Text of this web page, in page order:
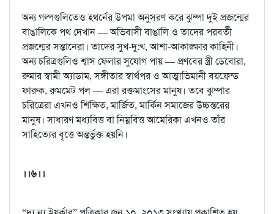
অন্য গল্পগুলিতেও হথর্নের উপমা অনুসরণ করে ঝুম্পা দুই প্রজন্মের
বাঙালিকে পথ দেখান — অভিবাসী বাঙালি ও তাদের পরবর্তী
প্রজন্মের সন্তানেরা। তাদের সুখ-দু:খ, আশা-আকাঙ্ক্ষার কাহিনী।
অন্য চরিত্রগুলিও শ্বাস ফেলার সুযোগ পায় — প্রণবের স্ত্রী ডেবোরা,
রুমার স্বামী অ্যাডাম, সঙ্গীতার স্বার্থপর ও আত্মাভিমানী বয়ফ্রেন্ড
ফারুক, রুমমেট পল — এরা রক্তমাংসের মানুষ। তবে ঝুম্পার
চরিত্রেরা এখনও শিক্ষিত, মার্জিত, মার্কিন সমাজের উচ্চস্তরের
মানুষ। সাধারণ মধ্যবিত্ত বা নিম্নবিত্ত আমেরিকা এখনও তাঁর
সাহিত্যের বৃত্তে অন্তর্ভুক্ত হয়নি।
।।৬।।